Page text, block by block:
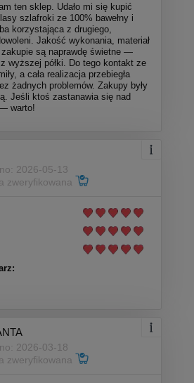
ten sklep. Udało mi się kupić
szlafroki ze 100% bawełny i
korzystająca z drugiego,
Jakość wykonania, materiał
zakupie są naprawdę świetne —
wyższej półki. Do tego kontakt ze
a cała realizacja przebiegła
żadnych problemów. Zakupy były
Jeśli ktoś zastanawia się nad
warto!
2026-05-13
zweryfikowana
2026-03-18
zweryfikowana